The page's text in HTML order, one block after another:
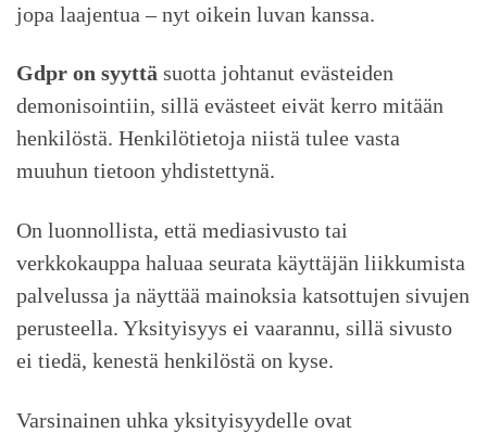
jopa laajentua – nyt oikein luvan kanssa.
Gdpr on syyttä suotta johtanut evästeiden
demonisointiin, sillä evästeet eivät kerro mitään
henkilöstä. Henkilötietoja niistä tulee vasta
muuhun tietoon yhdistettynä.
On luonnollista, että mediasivusto tai
verkkokauppa haluaa seurata käyttäjän liikkumista
palvelussa ja näyttää mainoksia katsottujen sivujen
perusteella. Yksityisyys ei vaarannu, sillä sivusto
ei tiedä, kenestä henkilöstä on kyse.
Varsinainen uhka yksityisyydelle ovat